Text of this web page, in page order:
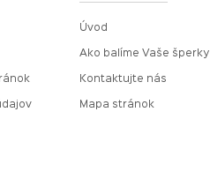
Úvod
Ako balíme Vaše šperky
Kontaktujte nás
Mapa stránok